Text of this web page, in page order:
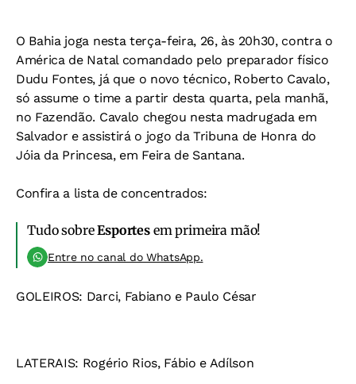
O Bahia joga nesta terça-feira, 26, às 20h30, contra o
América de Natal comandado pelo preparador físico
Dudu Fontes, já que o novo técnico, Roberto Cavalo,
só assume o time a partir desta quarta, pela manhã,
no Fazendão. Cavalo chegou nesta madrugada em
Salvador e assistirá o jogo da Tribuna de Honra do
Jóia da Princesa, em Feira de Santana.
Confira a lista de concentrados:
Tudo sobreEsportesem primeira mão!
Entre no canal do WhatsApp.
GOLEIROS: Darci, Fabiano e Paulo César
LATERAIS: Rogério Rios, Fábio e Adílson